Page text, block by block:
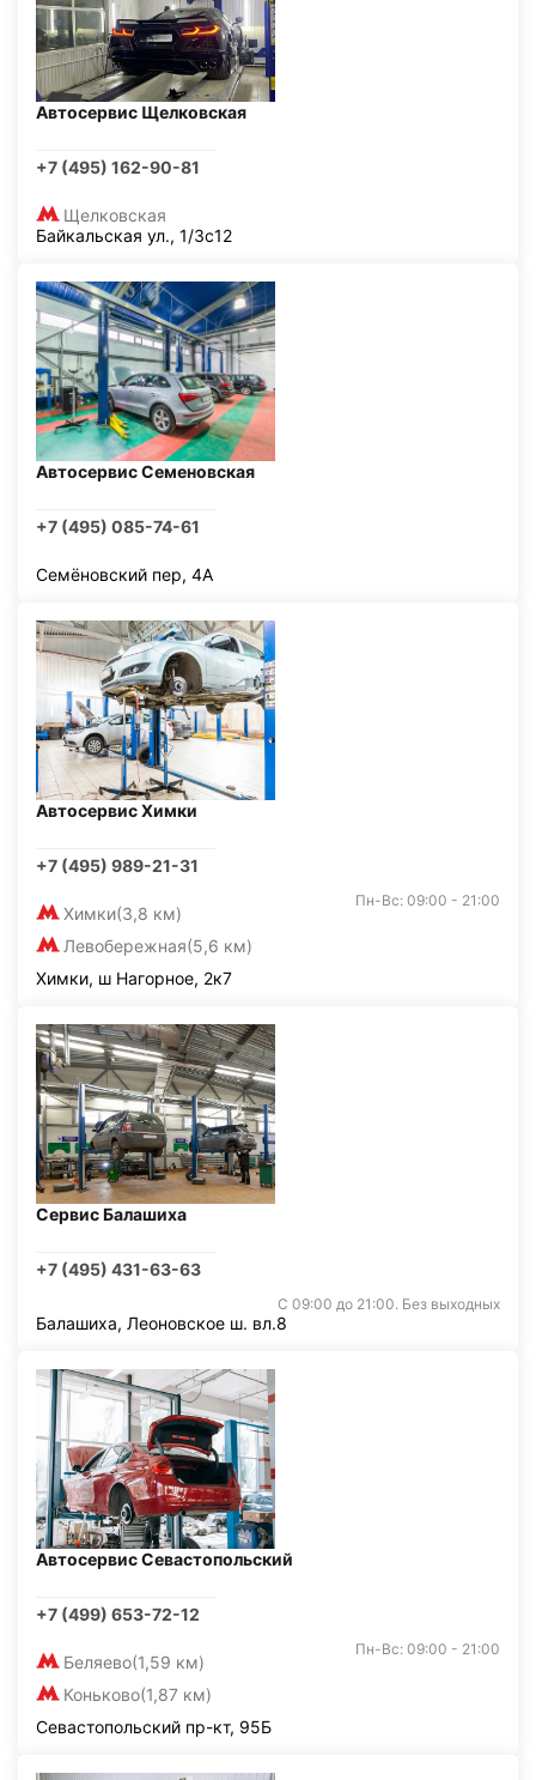
Автосервис Щелковская
+7 (495) 162-90-81
Щелковская
Байкальская ул., 1/3с12
Автосервис Семеновская
+7 (495) 085-74-61
Семёновский пер, 4А
Автосервис Химки
+7 (495) 989-21-31
Химки(3,8 км)
Левобережная(5,6 км)
Пн-Вс: 09:00 - 21:00
Химки, ш Нагорное, 2к7
Сервис Балашиха
+7 (495) 431-63-63
С 09:00 до 21:00. Без выходных
Балашиха, Леоновское ш. вл.8
Автосервис Севастопольский
+7 (499) 653-72-12
Беляево(1,59 км)
Коньково(1,87 км)
Пн-Вс: 09:00 - 21:00
Севастопольский пр-кт, 95Б